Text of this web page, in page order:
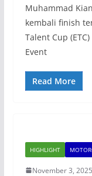
Muhammad
kembali finish
Talent Cup
Event
Read More
HIGHLIGHT
November 3, 2025